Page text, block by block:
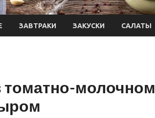
ЗАВТРАКИ ЗАКУСКИ САЛАТЫ
томатно-молочном